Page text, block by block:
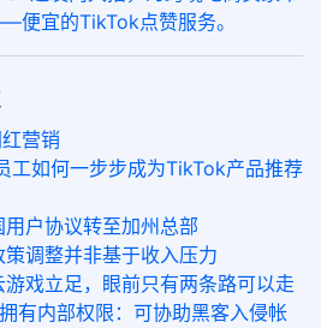
便宜的TikTok点赞服务。
营销
工如何一步步成为TikTok产品推荐
户协议转至加州总部
调整并非基于收入压力
戏立足，眼前只有两条路可以走
有内部权限：可协助黑客入侵帐